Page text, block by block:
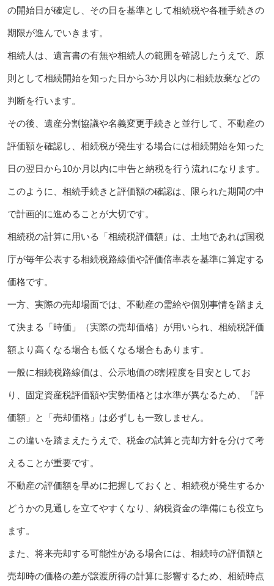
の開始日が確定し、その日を基準として相続税や各種手続きの
期限が進んでいきます。
相続人は、遺言書の有無や相続人の範囲を確認したうえで、原
則として相続開始を知った日から3か月以内に相続放棄などの
判断を行います。
その後、遺産分割協議や名義変更手続きと並行して、不動産の
評価額を確認し、相続税が発生する場合には相続開始を知った
日の翌日から10か月以内に申告と納税を行う流れになります。
このように、相続手続きと評価額の確認は、限られた期間の中
で計画的に進めることが大切です。
相続税の計算に用いる「相続税評価額」は、土地であれば国税
庁が毎年公表する相続税路線価や評価倍率表を基準に算定する
価格です。
一方、実際の売却場面では、不動産の需給や個別事情を踏まえ
て決まる「時価」（実際の売却価格）が用いられ、相続税評価
額より高くなる場合も低くなる場合もあります。
一般に相続税路線価は、公示地価の8割程度を目安としてお
り、固定資産税評価額や実勢価格とは水準が異なるため、「評
価額」と「売却価格」は必ずしも一致しません。
この違いを踏まえたうえで、税金の試算と売却方針を分けて考
えることが重要です。
不動産の評価額を早めに把握しておくと、相続税が発生するか
どうかの見通しを立てやすくなり、納税資金の準備にも役立ち
ます。
また、将来売却する可能性がある場合には、相続時の評価額と
売却時の価格の差が譲渡所得の計算に影響するため、相続時点